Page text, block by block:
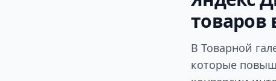
товаров
В Товарной
которые